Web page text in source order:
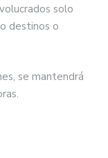
solo
destinos o
se mantendrá